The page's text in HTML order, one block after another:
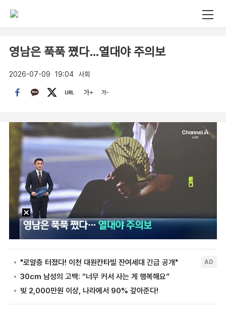
영남은 푹푹 쪘다…열대야 주의보
2026-07-09 19:04 사회